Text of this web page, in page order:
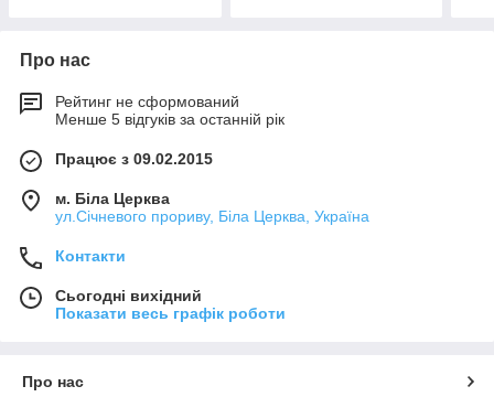
Про нас
Рейтинг не сформований
Менше 5 відгуків за останній рік
Працює з 09.02.2015
м. Біла Церква
ул.Січневого прориву, Біла Церква, Україна
Контакти
Сьогодні вихідний
Показати весь графік роботи
Про нас